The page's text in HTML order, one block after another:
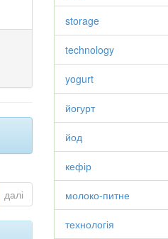
далі
storage
technology
yogurt
йогурт
йод
кефір
молоко-питне
технологія